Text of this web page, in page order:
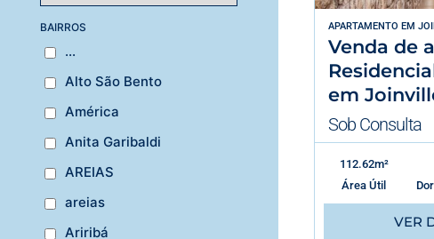
BAIRROS
...
Alto São Bento
América
Anita Garibaldi
AREIAS
areias
Ariribá
APARTAMENTO EM
Venda de
em
Sob Consulta
112.62m²
Área Útil
VER